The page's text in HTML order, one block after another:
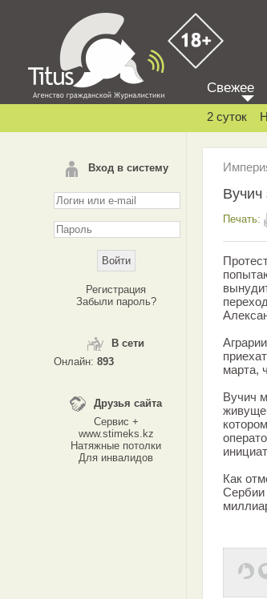
Вход в систему
Регистрация
Забыли пароль?
В сети
Онлайн: 893
Друзья сайта
Сервис +
www.stimeks.kz
Натяжные потолки
Для инвалидов
Свежее
2 суток
Вучич
Печать:
марта,
Вучич
Как
Сербии